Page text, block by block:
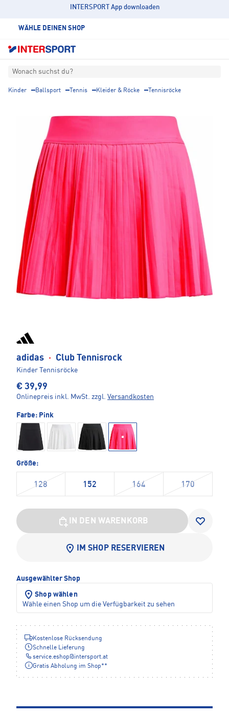
INTERSPORT App downloaden
WÄHLE DEINEN SHOP
Wonach suchst du?
Kinder Ballsport Tennis Kleider & Röcke Tennisröcke
adidas · Club Tennisrock
Kinder Tennisröcke
€ 39,99
Onlinepreis inkl. MwSt. zzgl. Versandkosten
Farbe: Pink
Größe:
128 152 164 170
IN DEN WARENKORB
IM SHOP RESERVIEREN
Ausgewählter Shop
Shop wählen
Wähle einen Shop um die Verfügbarkeit zu sehen
Kostenlose Rücksendung
Schnelle Lieferung
service.eshop@intersport.at
Gratis Abholung im Shop**